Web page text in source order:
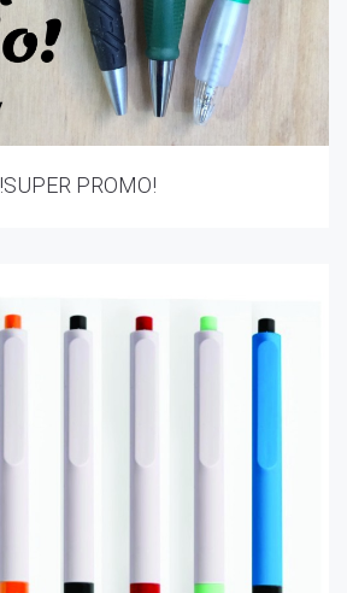
!SUPER PROMO!